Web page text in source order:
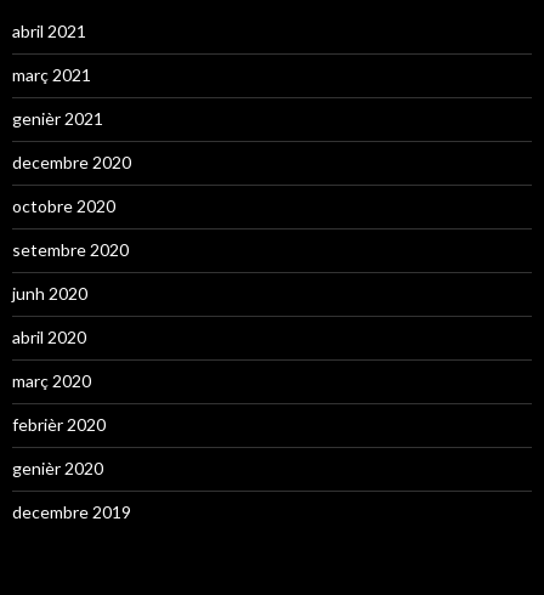
abril 2021
març 2021
genièr 2021
decembre 2020
octobre 2020
setembre 2020
junh 2020
abril 2020
març 2020
febrièr 2020
genièr 2020
decembre 2019